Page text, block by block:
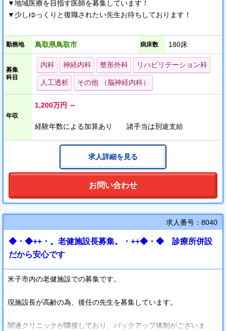
当院から車を20分程走らせると、観光客で賑わう「鬼太郎ロー
の時間もお楽しみいただける環境です。
▼地域医療を目指す医師を募集しています！
▼少しゆっくりと復職されたい先生お待ちしております！
文教地区「湖山」に位置する回復期・慢性期患者中心の一般中小
病院です。
メインとなる診療は透析・内科・リハビリ・予防医療です。
透析内科は鳥取東部最大規模であり、外来・入院透析患者が100名
を超えています。
リハビリについては、回復期リハビリ病棟を平成22年に開設し、
一般リハビリ・訪問リハビリ・訪問マッサージと拡大させていま
す。
外来から入院、健診・ドックの対応など 地域の方々が安心して生
活できる医療の充実を図っています。
しかし、医師不足から目指す医療・健診や入院の受け入れが十分
でない現状です。
目指す地域医療を実現するために職員一丸となって頑張っていま
す。
我々と共にニーズに合わせた地域医療を目指してくださる医師を
▽常勤・パートなど勤務形態はご相談ください▽
当院理事長は女性医師です。
ライフワークバランス、現場復帰に必要な事柄が発生したなら
ば、臨機応変、スピーディーに対応していきます。
て、十分ご希望に対応できると思います。
勤務地 鳥取県鳥取市 病床数 180床
募集
科目
内科 神経内科 整形外科 リハビリテーション科
人工透析 その他 （脳神経内科）
年収
1,200万円 ～
経験年数による加算あり 諸手当は別途支給
求人詳細を見る
お問い合わせ
求人番号：8040
◆・◆++・。老健施設長募集。・++◆・◆ 診療所併設
だから安心です
米子市内の老健施設での募集です。
現施設長が高齢の為、後任の先生を募集しています。
関連クリニックが隣接しており、バックアップ体制がございま